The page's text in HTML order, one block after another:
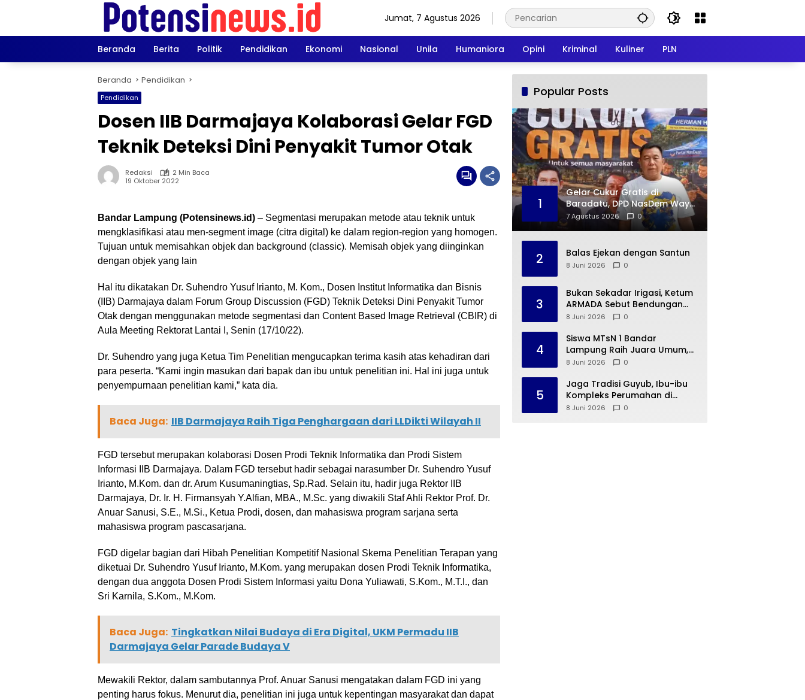
Jumat, 7 Agustus 2026
Beranda Berita Politik Pendidikan Ekonomi Nasional Unila Humaniora Opini Kriminal Kuliner PLN
Beranda Pendidikan
Pendidikan
Dosen IIB Darmajaya Kolaborasi Gelar FGD
Teknik Deteksi Dini Penyakit Tumor Otak
Redaksi
2 Min Baca
19 Oktober 2022
Bandar Lampung (Potensinews.id) – Segmentasi merupakan metode atau teknik untuk
mengklasifikasi atau men-segment image (citra digital) ke dalam region-region yang homogen.
Tujuan untuk memisahkan objek dan background (classic). Memisah objek yang diinginkan
dengan objek yang lain
Hal itu dikatakan Dr. Suhendro Yusuf Irianto, M. Kom., Dosen Institut Informatika dan Bisnis
(IIB) Darmajaya dalam Forum Group Discussion (FGD) Teknik Deteksi Dini Penyakit Tumor
Otak dengan menggunakan metode segmentasi dan Content Based Image Retrieval (CBIR) di
Aula Meeting Rektorat Lantai I, Senin (17/10/22).
Dr. Suhendro yang juga Ketua Tim Penelitian mengucapkan terima kasih atas kehadiran dari
para peserta. “Kami ingin masukan dari bapak dan ibu untuk penelitian ini. Hal ini juga untuk
penyempurnaan penelitian kami,” kata dia.
Baca Juga: IIB Darmajaya Raih Tiga Penghargaan dari LLDikti Wilayah II
FGD tersebut merupakan kolaborasi Dosen Prodi Teknik Informatika dan Prodi Sistem
Informasi IIB Darmajaya. Dalam FGD tersebut hadir sebagai narasumber Dr. Suhendro Yusuf
Irianto, M.Kom. dan dr. Arum Kusumaningtias, Sp.Rad. Selain itu, hadir juga Rektor IIB
Darmajaya, Dr. Ir. H. Firmansyah Y.Alfian, MBA., M.Sc. yang diwakili Staf Ahli Rektor Prof. Dr.
Anuar Sanusi, S.E., M.Si., Ketua Prodi, dosen, dan mahasiswa program sarjana serta
mahasiswa program pascasarjana.
FGD digelar bagian dari Hibah Penelitian Kompetitif Nasional Skema Penelitian Terapan yang
diketuai Dr. Suhendro Yusuf Irianto, M.Kom. yang merupakan dosen Prodi Teknik Informatika,
dengan dua anggota Dosen Prodi Sistem Informasi yaitu Dona Yuliawati, S.Kom., M.T.I., dan
Sri Karnila, S.Kom., M.Kom.
Baca Juga: Tingkatkan Nilai Budaya di Era Digital, UKM Permadu IIB
Darmajaya Gelar Parade Budaya V
Mewakili Rektor, dalam sambutannya Prof. Anuar Sanusi mengatakan dalam FGD ini yang
penting harus fokus. Menurut dia, penelitian ini juga untuk kepentingan masyarakat dan dapat
Popular Posts
1
Gelar Cukur Gratis di
Baradatu, DPD NasDem Way
Kanan Tunjukkan Kepedulian
di Jumat Berkah
7 Agustus 2026 0
2 Balas Ejekan dengan Santun
8 Juni 2026 0
3
Bukan Sekadar Irigasi, Ketum
ARMADA Sebut Bendungan
Way Rarem Cetak Sejarah
8 Juni 2026 0
4
Siswa MTsN 1 Bandar
Lampung Raih Juara Umum,
Terima Apresiasi dari
Lampung
8 Juni 2026 0
5
Jaga Tradisi Guyub, Ibu-ibu
Kompleks Perumahan di
Rajabasa Jenguk Kelahiran
8 Juni 2026 0